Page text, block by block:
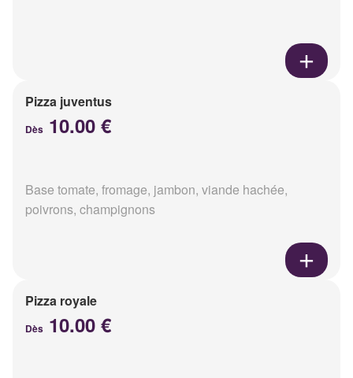
Pizza juventus
Dès 10.00 €
Base tomate, fromage, jambon, viande hachée,
poivrons, champignons
Pizza royale
Dès 10.00 €